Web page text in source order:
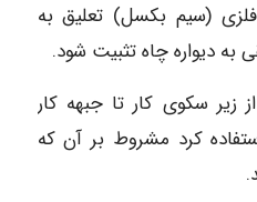
(سیم بکسل) تعلیق به
دیواره چاه تثبیت شود.
از زیر سکوی کار تا جبهه کار
کرد مشروط بر آن که